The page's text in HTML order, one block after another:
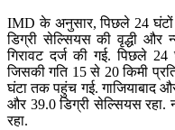
IMD के अनुसार, पिछले 24 घंटों
डिग्री सेल्सियस की वृद्धी और
गिरावट दर्ज की गई. पिछले 24
जिसकी गति 15 से 20 किमी
घंटा तक पहुंच गई. गाजियाबाद
और 39.0 डिग्री सेल्सियस रहा.
रहा.